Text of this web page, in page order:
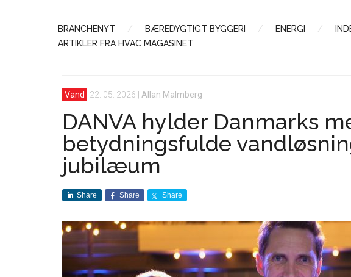
BRANCHENYT BÆREDYGTIGT BYGGERI ENERGI
ARTIKLER FRA HVAC MAGASINET
Vand 22. 05. 2026 Allan Malmberg
DANVA hylder Danmarks
betydningsfulde
jubilæum
Share Share Share